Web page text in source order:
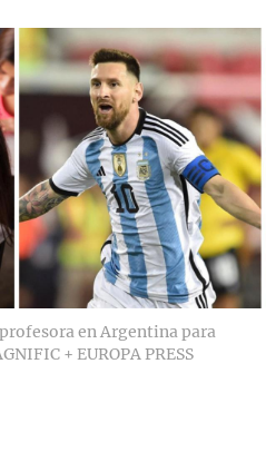
en Argentina para
+ EUROPA PRESS